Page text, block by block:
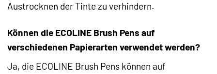
Austrocknen der Tinte zu verhindern.
Können die ECOLINE Brush Pens auf
verschiedenen Papierarten verwendet werden?
Ja, die ECOLINE Brush Pens können auf